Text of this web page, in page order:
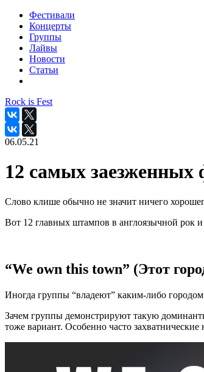
Фестивали
Концерты
Группы
Лайвы
Новости
Статьи
Rock is Fest
06.05.21
12 самых заезженных
Слово клише обычно не значит ничего
Вот 12 главных штампов в англоязычной рок
“We own this town” (Этот
Иногда группы “владеют” каким-либо
Зачем группы демонстрируют такую
тоже вариант. Особенно часто